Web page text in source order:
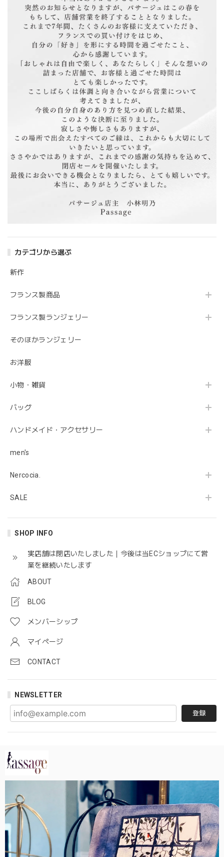
カテゴリから選ぶ
新作
フランス製商品
フランス製ランジェリー
そのほかランジェリー
お洋服
小物・雑貨
バッグ
ハンドメイド・アクセサリー
men's
Nercocia.
SALE
SHOP INFO
実店舗は閉店いたしました｜今後は当ECショップにて営
業を継続いたします
ABOUT
BLOG
メンバーシップ
マイページ
CONTACT
NEWSLETTER
登録